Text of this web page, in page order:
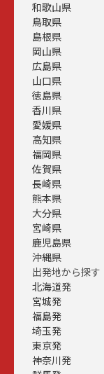
和歌山県
鳥取県
島根県
岡山県
広島県
山口県
徳島県
香川県
愛媛県
高知県
福岡県
佐賀県
長崎県
熊本県
大分県
宮崎県
鹿児島県
沖縄県
出発地から探す
北海道発
宮城発
福島発
埼玉発
東京発
神奈川発